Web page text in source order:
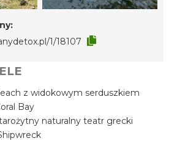
1/18107
z widokowym serduszkiem
Bay
naturalny teatr grecki